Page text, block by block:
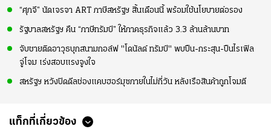
“ศุภจี” นัดเจรจา ART ภาษีสหรัฐฯ สิ้นเดือนนี้ พร้อมใช้นโยบายต่อรอง
รัฐบาลสหรัฐฯ คืน “ภาษีทรัมป์” ให้ภาคธุรกิจแล้ว 3.3 ล้านล้านบาท
จับชายติดอาวุธบุกสนามกอล์ฟ "โดนัลด์ ทรัมป์" พบปืน-กระสุน-ปืนไรเฟิล
จู่โจม เร่งสอบแรงจูงใจ
สหรัฐฯ หวังปิดดีลช่องแคบฮอร์มุซภายในไม่กี่วัน หลังเรือสินค้าถูกโจมตี
แท็กที่เกี่ยวข้อง